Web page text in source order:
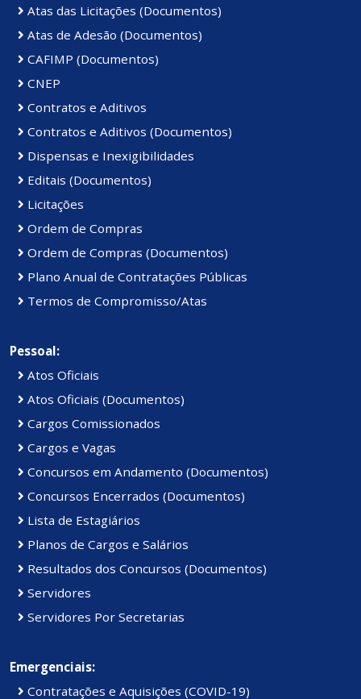
Atas das Licitações (Documentos)
Atas de Adesão (Documentos)
CAFIMP (Documentos)
CNEP
Contratos e Aditivos
Contratos e Aditivos (Documentos)
Dispensas e Inexigibilidades
Editais (Documentos)
Licitações
Ordem de Compras
Ordem de Compras (Documentos)
Plano Anual de Contratações Públicas
Termos de Compromisso/Atas
Pessoal:
Atos Oficiais
Atos Oficiais (Documentos)
Cargos Comissionados
Cargos e Vagas
Concursos em Andamento (Documentos)
Concursos Encerrados (Documentos)
Lista de Estagiários
Planos de Cargos e Salários
Resultados dos Concursos (Documentos)
Servidores
Servidores Por Secretarias
Emergenciais:
Contratações e Aquisições (COVID-19)